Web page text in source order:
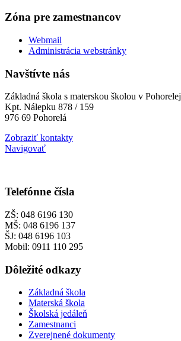
Zóna pre zamestnancov
Webmail
Administrácia webstránky
Navštívte nás
Základná škola s materskou školou v Pohorelej
Kpt. Nálepku 878 / 159
976 69 Pohorelá
Zobraziť kontakty
Navigovať
Telefónne čísla
ZŠ: 048 6196 130
MŠ: 048 6196 137
ŠJ: 048 6196 103
Mobil: 0911 110 295
Dôležité odkazy
Základná škola
Materská škola
Školská jedáleň
Zamestnanci
Zverejnené dokumenty